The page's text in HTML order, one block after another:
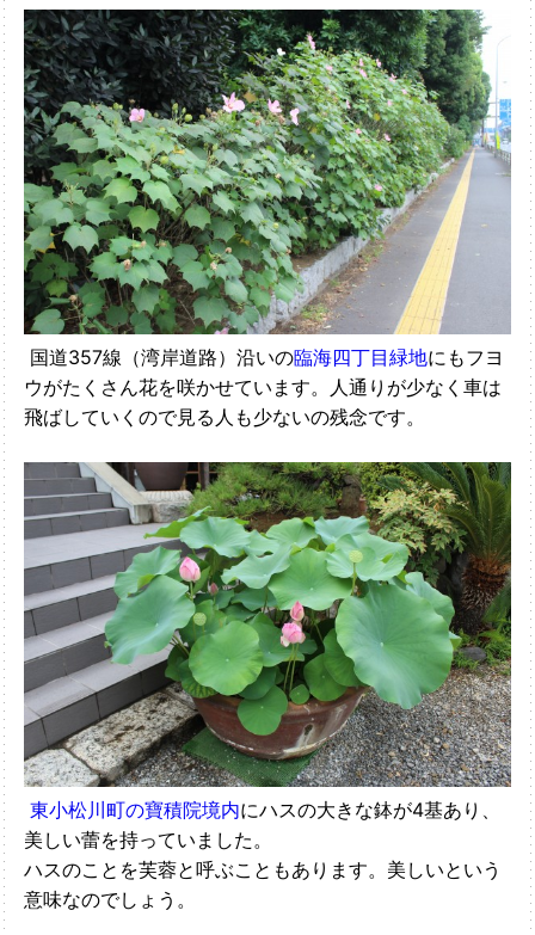
国道357線（湾岸道路）沿いの臨海四丁目緑地にもフヨ
ウがたくさん花を咲かせています。人通りが少なく車は
飛ばしていくので見る人も少ないの残念です。
東小松川町の寶積院境内にハスの大きな鉢が4基あり、
美しい蕾を持っていました。
ハスのことを芙蓉と呼ぶこともあります。美しいという
意味なのでしょう。